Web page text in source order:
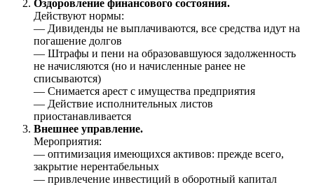
Оздоровление финансового состояния.
Действуют нормы:
— Дивиденды не выплачиваются, все средства идут на
погашение долгов
— Штрафы и пени на образовавшуюся задолженность
не начисляются (но и начисленные ранее не
списываются)
— Снимается арест с имущества предприятия
— Действие исполнительных листов
приостанавливается
Внешнее управление.
Мероприятия:
— оптимизация имеющихся активов: прежде всего,
закрытие нерентабельных
— привлечение инвестиций в оборотный капитал